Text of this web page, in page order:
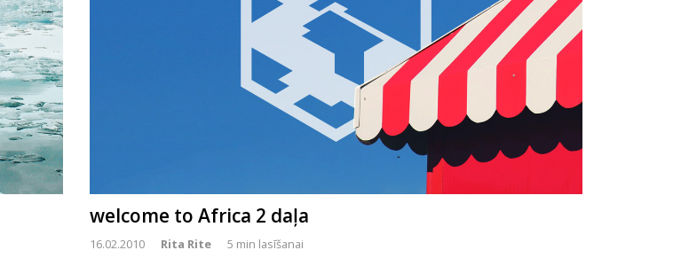
welcome to Africa 2 daļa
16.02.2010 Rita Rite 5 min lasīšanai